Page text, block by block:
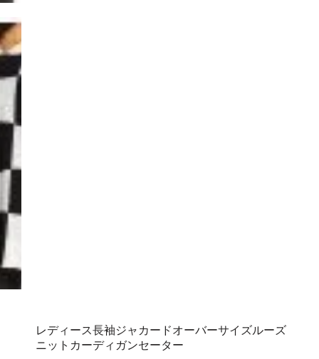
レディース長袖ジャカードオーバーサイズルーズ
ニットカーディガンセーター